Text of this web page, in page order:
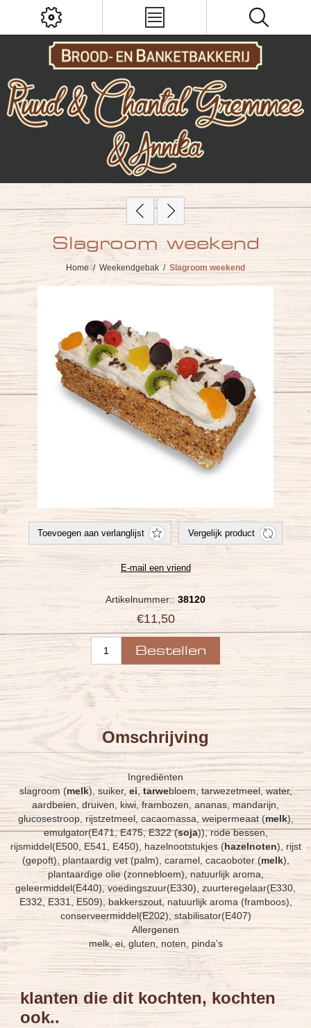
Slagroom weekend
Home / Weekendgebak / Slagroom weekend
Artikelnummer:: 38120
€11,50
Omschrijving
Ingrediënten
slagroom (melk), suiker, ei,tarwebloem, tarwezetmeel, water,
aardbeien, druiven, kiwi, frambozen, ananas, mandarijn,
glucosestroop, rijstzetmeel, cacaomassa, weipermeaat (melk),
emulgator(E471, E475, E322 (soja)), rode bessen,
rijsmiddel(E500, E541, E450), hazelnootstukjes (hazelnoten), rijst
(gepoft), plantaardig vet (palm), caramel, cacaoboter (melk),
plantaardige olie (zonnebloem), natuurlijk aroma,
geleermiddel(E440), voedingszuur(E330), zuurteregelaar(E330,
E332, E331, E509), bakkerszout, natuurlijk aroma (framboos),
conserveermiddel(E202), stabilisator(E407)
Allergenen
melk, ei, gluten, noten, pinda's
klanten die dit kochten, kochten
ook..